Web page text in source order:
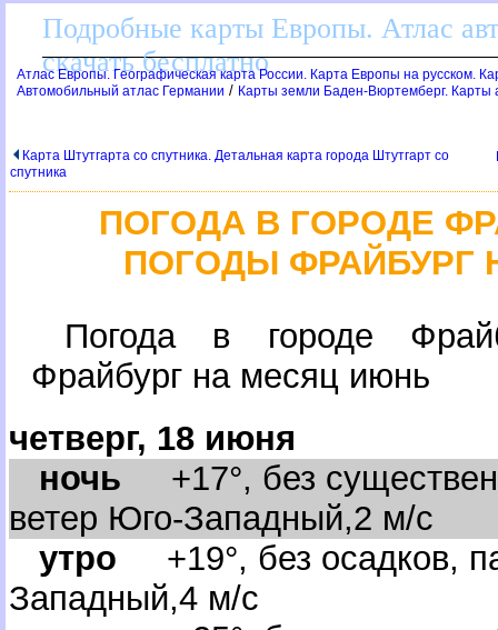
Подробные карты Европы. Атлас
скачать бесплатно
Атлас Европы. Географическая карта России. Карта Европы на русском.
Автомобильный атлас Германии / Карты земли Баден-Вюртемберг.
Карта Штутгарта со спутника. Детальная карта города Штутгарт со
спутника
ПОГОДА В ГОРОДЕ
ПОГОДЫ ФРАЙБУРГ
Погода в городе
Фрайбург на месяц июнь
четверг, 18 июня
ночь +17°, без
етер Юго-Западный,2 м/с
утро +19°, без осадков,
Западный,4 м/с